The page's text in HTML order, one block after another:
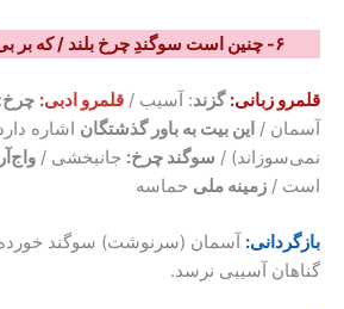
۶- چنین است سوگندِ چرخ بلند / که بر بی گناهان نیاید گزند
قلمرو زبانی: گزند: آسیب / قلمرو ادبی: چرخ
آسمان / این بیت به باور گذشتگان اشاره
نمی‌سوزاند) / سوگند چرخ: جانبخشی /
است / زمینه ملی حماسه
بازگردانی: آسمان (سرنوشت) سوگند
گناهان آسیبی نرسد.